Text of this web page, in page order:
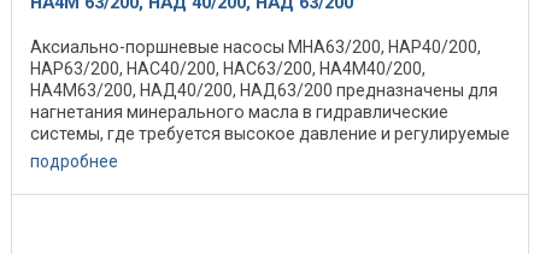
Аксиально-поршневые насосы МНА63/200, НАР40/200,
НАР63/200, НАС40/200, НАС63/200, НА4М40/200,
НА4М63/200, НАД40/200, НАД63/200 предназначены для
нагнетания минерального масла в гидравлические
системы, где требуется высокое давление и регулируемые
...
подробнее